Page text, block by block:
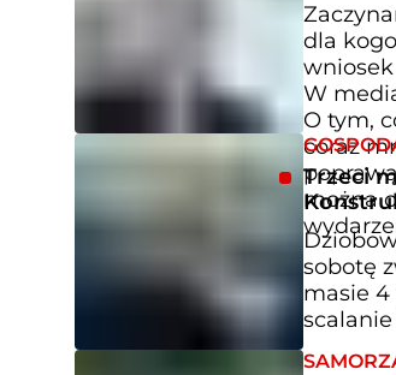
dla
W
O tym,
coraz
można
Trzeci
sobotę
masie 4